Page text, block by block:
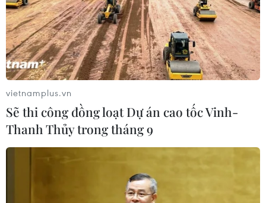
vietnamplus.vn
Sẽ thi công đồng loạt Dự án cao tốc Vinh-
Thanh Thủy trong tháng 9